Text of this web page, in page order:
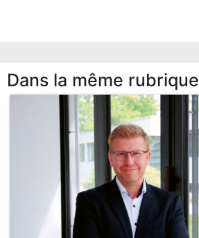
Dans la même rubrique